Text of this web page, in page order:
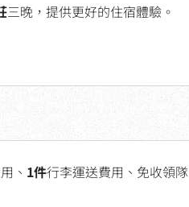
三晚，提供更好的住宿體驗。
、 1件行李運送費用、 免收領隊